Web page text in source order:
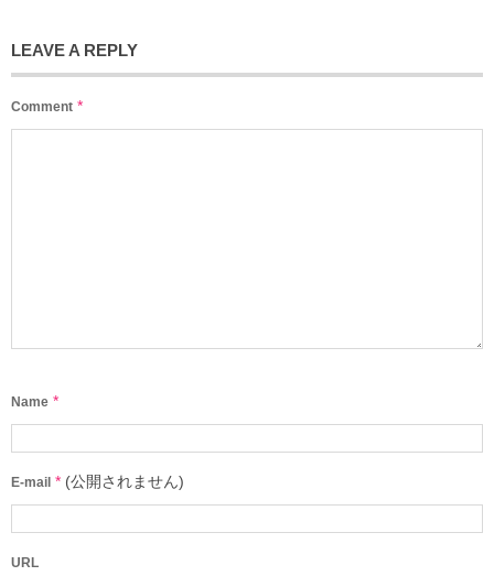
LEAVE A REPLY
Comment *
Name *
E-mail * (公開されません)
URL